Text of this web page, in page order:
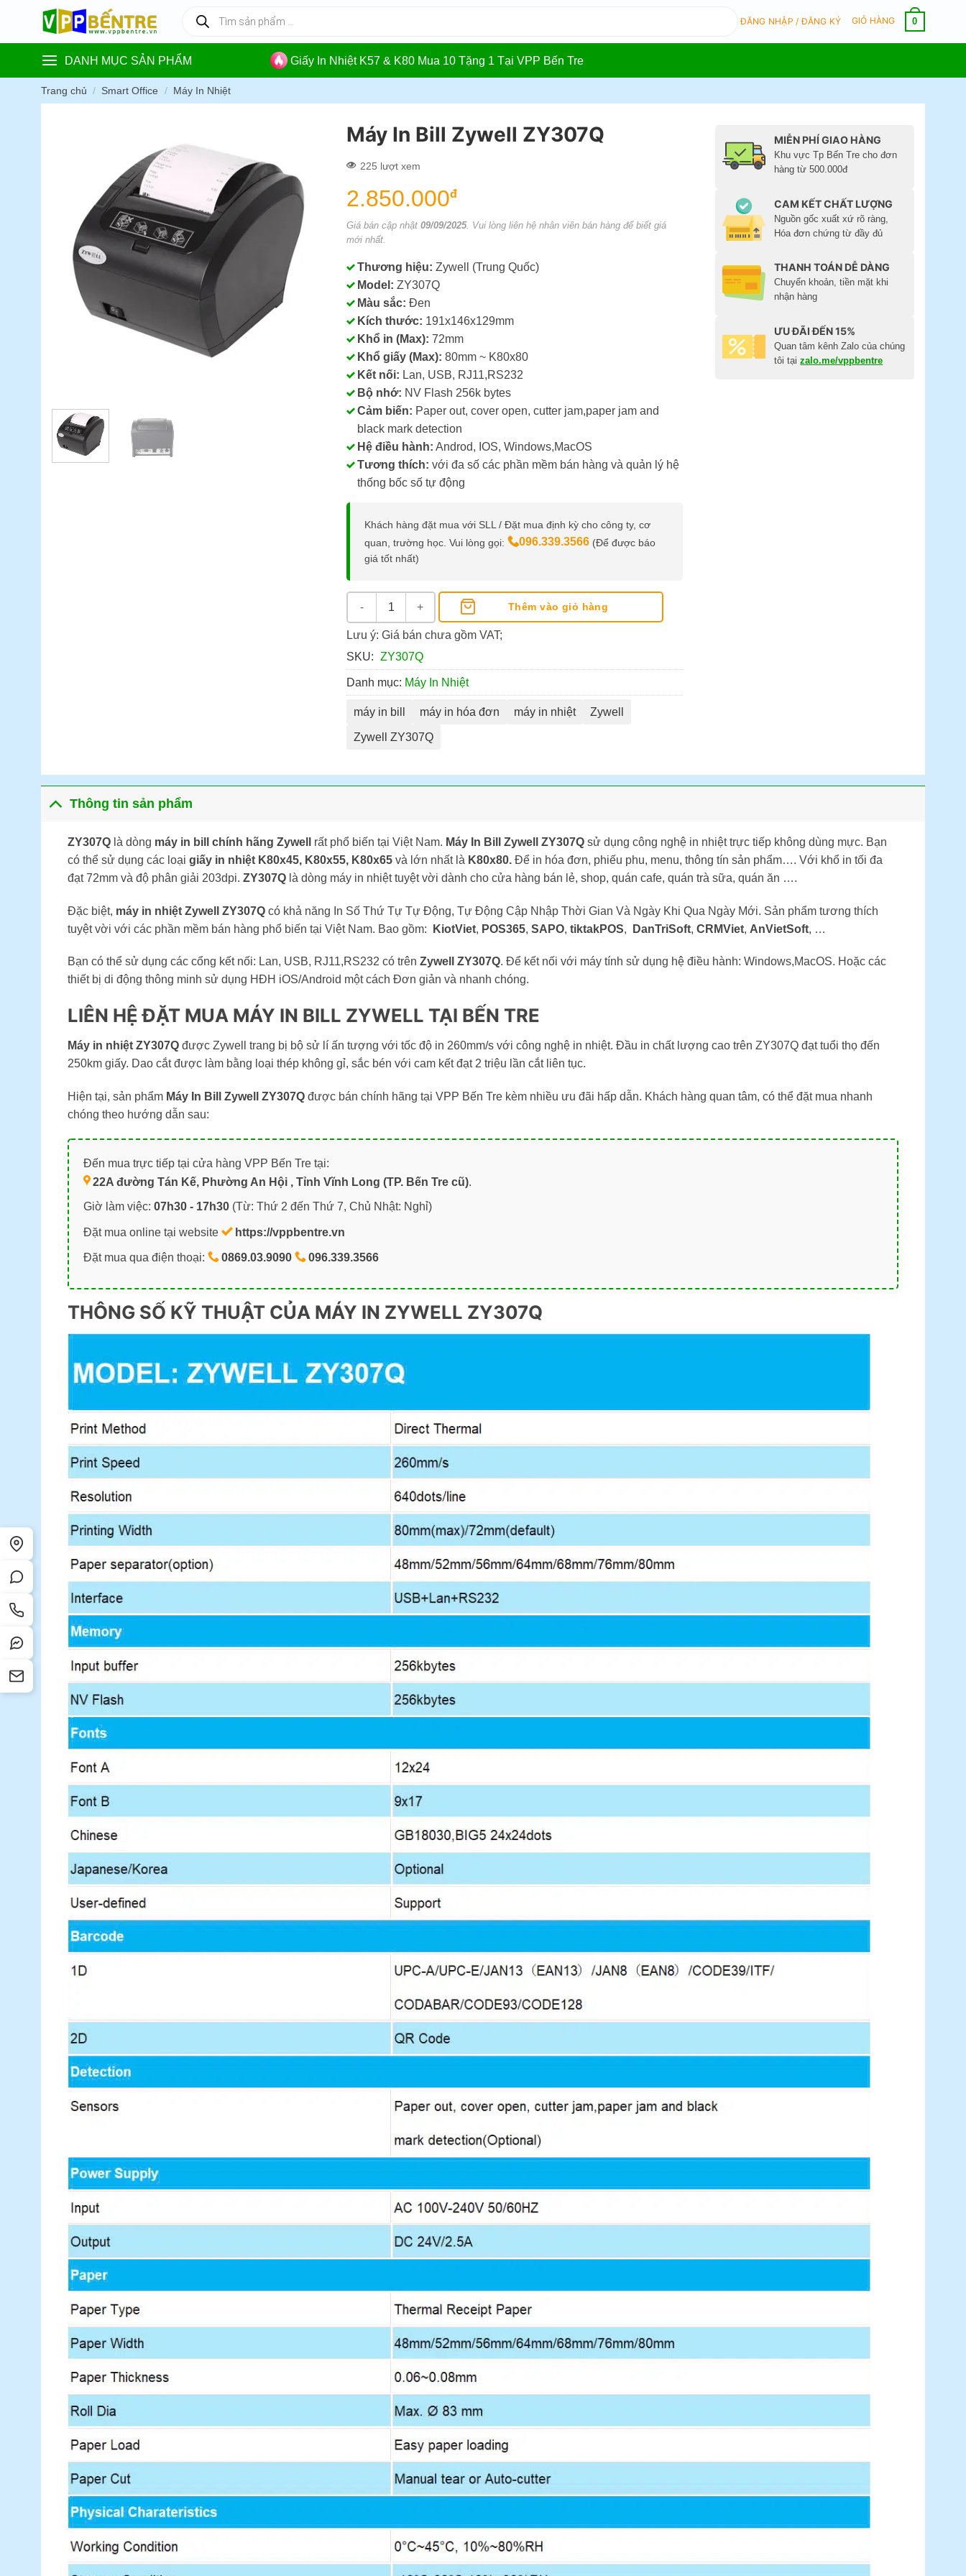
content
kiếm
phẩm
ĐĂNG NHẬP / ĐĂNG KÝ GIỎ HÀNG 0
DANH MỤC SẢN PHẨM Giấy In Nhiệt K57 & K80 Mua 10 Tặng 1 Tại VPP Bến Tre
Trang chủ / Smart Office / Máy In Nhiệt
Máy In Bill Zywell ZY307Q
225 lượt xem
2.850.000đ
Giá bán cập nhật 09/09/2025. Vui lòng liên hệ nhân viên bán hàng để biết giá
mới nhất.
Thương hiệu: Zywell (Trung Quốc)
Model: ZY307Q
Màu sắc: Đen
Kích thước: 191x146x129mm
Khổ in (Max): 72mm
Khổ giấy (Max): 80mm ~ K80x80
Kết nối: Lan, USB, RJ11,RS232
Bộ nhớ: NV Flash 256k bytes
Cảm biến: Paper out, cover open, cutter jam,paper jam and
black mark detection
Hệ điều hành: Androd, IOS, Windows,MacOS
Tương thích: với đa số các phần mềm bán hàng và quản lý hệ
thống bốc số tự động
Khách hàng đặt mua với SLL / Đặt mua định kỳ cho công ty, cơ
quan, trường học. Vui lòng gọi:
096.339.3566 (Để được báo
giá tốt nhất)
Máy In Bill Zywell ZY307Q số lượng
Thêm vào giỏ hàng
Lưu ý: Giá bán chưa gồm VAT;
SKU: ZY307Q
Danh mục: Máy In Nhiệt
máy in bill máy in hóa đơn máy in nhiệt Zywell
Zywell ZY307Q
MIỄN PHÍ GIAO HÀNG
Khu vực Tp Bến Tre cho đơn
hàng từ 500.000đ
CAM KẾT CHẤT LƯỢNG
Nguồn gốc xuất xứ rõ ràng,
Hóa đơn chứng từ đầy đủ
THANH TOÁN DỄ DÀNG
Chuyển khoản, tiền mặt khi
nhận hàng
ƯU ĐÃI ĐẾN 15%
Quan tâm kênh Zalo của chúng
tôi tạizalo.me/vppbentre
Thông tin sản phẩm
ZY307Qlà dòng máy in bill chính hãng Zywell rất phổ biến tại Việt Nam. Máy In Bill Zywell ZY307Qsử dụng công nghệ in nhiệt trực tiếp không dùng mực. Bạn
có thể sử dụng các loại giấy in nhiệt K80x45, K80x55, K80x65 và lớn nhất là K80x80. Để in hóa đơn, phiếu phu, menu, thông tín sản phẩm…. Với khổ in tối đa
đạt 72mm và độ phân giải 203dpi. ZY307Qlà dòng máy in nhiệt tuyệt vời dành cho cửa hàng bán lẻ, shop, quán cafe, quán trà sữa, quán ăn ….
Đặc biệt, máy in nhiệt Zywell ZY307Qcó khả năng In Số Thứ Tự Tự Động, Tự Động Cập Nhập Thời Gian Và Ngày Khi Qua Ngày Mới. Sản phẩm tương thích
tuyệt vời với các phần mềm bán hàng phổ biến tại Việt Nam. Bao gồm:
KiotViet, POS365, SAPO, tiktakPOS, DanTriSoft, CRMViet, AnVietSoft, …
Bạn có thể sử dụng các cổng kết nối: Lan, USB, RJ11,RS232 có trên Zywell ZY307Q. Để kết nối với máy tính sử dụng hệ điều hành: Windows,MacOS. Hoặc các
thiết bị di động thông minh sử dụng HĐH iOS/Android một cách Đơn giản và nhanh chóng.
LIÊN HỆ ĐẶT MUA MÁY IN BILL ZYWELL TẠI BẾN TRE
Máy in nhiệt ZY307Qđược Zywell trang bị bộ sử lí ấn tượng với tốc độ in 260mm/s với công nghệ in nhiệt. Đầu in chất lượng cao trên ZY307Q đạt tuổi thọ đến
250km giấy. Dao cắt được làm bằng loại thép không gỉ, sắc bén với cam kết đạt 2 triệu lần cắt liên tục.
Hiện tại, sản phẩm Máy In Bill Zywell ZY307Qđược bán chính hãng tại VPP Bến Tre kèm nhiều ưu đãi hấp dẫn. Khách hàng quan tâm, có thể đặt mua nhanh
chóng theo hướng dẫn sau:
Đến mua trực tiếp tại cửa hàng VPP Bến Tre tại:
22A đường Tán Kế, Phường An Hội , Tỉnh Vĩnh Long (TP. Bến Tre cũ).
Giờ làm việc: 07h30 - 17h30(Từ: Thứ 2 đến Thứ 7, Chủ Nhật: Nghỉ)
Đặt mua online tại website https://vppbentre.vn
Đặt mua qua điện thoại: 0869.03.9090 096.339.3566
THÔNG SỐ KỸ THUẬT CỦA MÁY IN ZYWELL ZY307Q